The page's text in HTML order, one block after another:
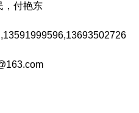
付艳东